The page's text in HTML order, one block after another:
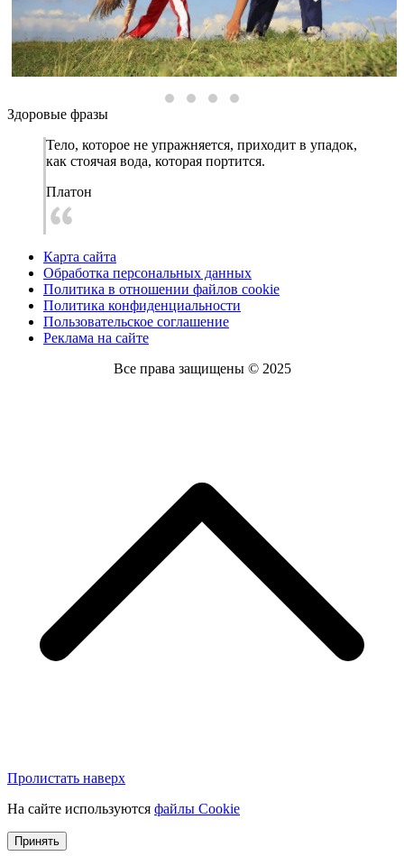
Здоровые фразы
Тело, которое не упражняется, приходит в упадок,
как стоячая вода, которая портится.
Платон
Карта сайта
Обработка персональных данных
Политика в отношении файлов cookie
Политика конфиденциальности
Пользовательское соглашение
Реклама на сайте
Все права защищены © 2025
Пролистать наверх
На сайте используются файлы Cookie
Принять